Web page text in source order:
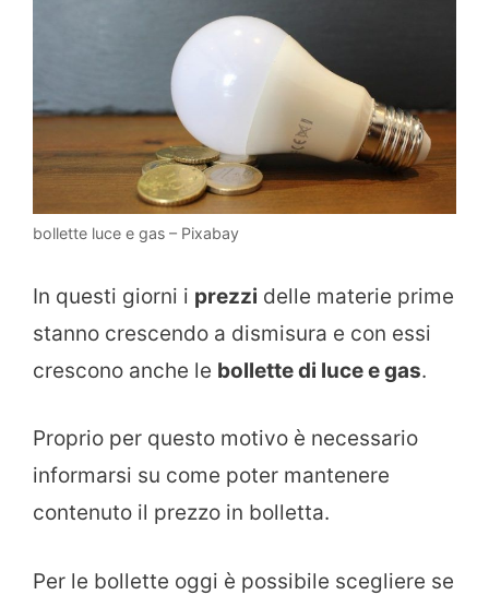
bollette luce e gas – Pixabay
In questi giorni i prezzi delle materie prime
stanno crescendo a dismisura e con essi
crescono anche le bollette di luce e gas.
Proprio per questo motivo è necessario
informarsi su come poter mantenere
contenuto il prezzo in bolletta.
Per le bollette oggi è possibile scegliere se